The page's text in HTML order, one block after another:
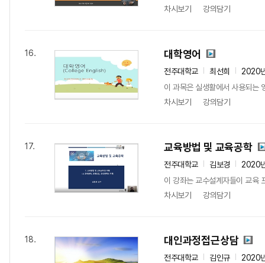
차시보기
강의담기
16. 대학영어
전주대학교 최선희
2020
이 과목은 실생활에서 사용되는
차시보기
강의담기
17. 교육방법 및 교육공학
전주대학교 김보경
2020
이 강좌는 교수설계자들이 교육
차시보기
강의담기
18. 대인과정접근상담
전주대학교 김인규
2020